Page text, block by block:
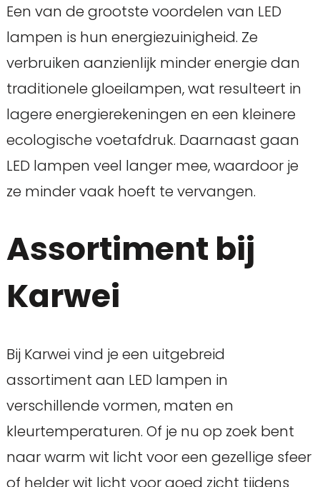
Een van de grootste voordelen van LED
lampen is hun energiezuinigheid. Ze
verbruiken aanzienlijk minder energie dan
traditionele gloeilampen, wat resulteert in
lagere energierekeningen en een kleinere
ecologische voetafdruk. Daarnaast gaan
LED lampen veel langer mee, waardoor je
ze minder vaak hoeft te vervangen.
Assortiment bij
Karwei
Bij Karwei vind je een uitgebreid
assortiment aan LED lampen in
verschillende vormen, maten en
kleurtemperaturen. Of je nu op zoek bent
naar warm wit licht voor een gezellige sfeer
of helder wit licht voor goed zicht tijdens